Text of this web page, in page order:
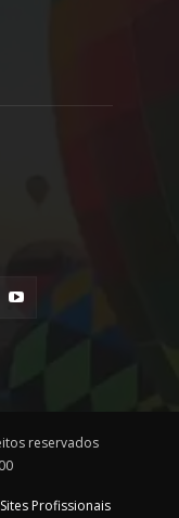
reservados
Profissionais